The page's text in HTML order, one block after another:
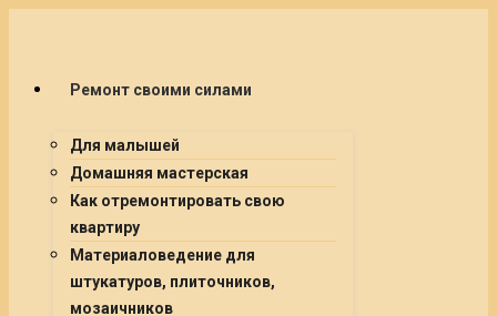
Ремонт своими силами
Для малышей
Домашняя мастерская
Как отремонтировать свою
квартиру
Материаловедение для
штукатуров, плиточников,
мозаичников